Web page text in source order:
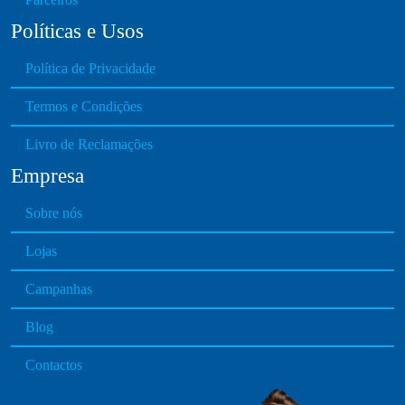
a
n
s
.
T
h
o
t
i
o
n
s
m
y
Políticas e Usos
Política de Privacidade
Termos e Condições
Livro de Reclamações
Empresa
Sobre nós
Lojas
Campanhas
Blog
Contactos